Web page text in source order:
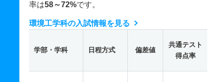
率は58～72%です。
環境工学科の入試情報を見る
学部・学科 日程方式 偏差値
共通テスト
得点率